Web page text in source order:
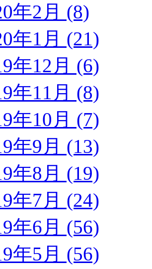
年2月 (8)
年1月 (21)
年12月 (6)
年11月 (8)
年10月 (7)
年9月 (13)
年8月 (19)
年7月 (24)
年6月 (56)
年5月 (56)